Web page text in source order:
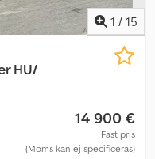
1 / 15
HU/
14 900 €
Fast pris
(Moms kan ej specificeras)